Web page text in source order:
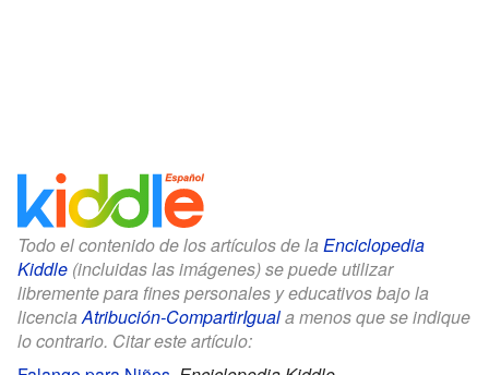
Todo el contenido de los artículos de la Enciclopedia
Kiddle (incluidas las imágenes) se puede utilizar
libremente para fines personales y educativos bajo la
licenciaAtribución-CompartirIguala menos que se indique
lo contrario. Citar este artículo: